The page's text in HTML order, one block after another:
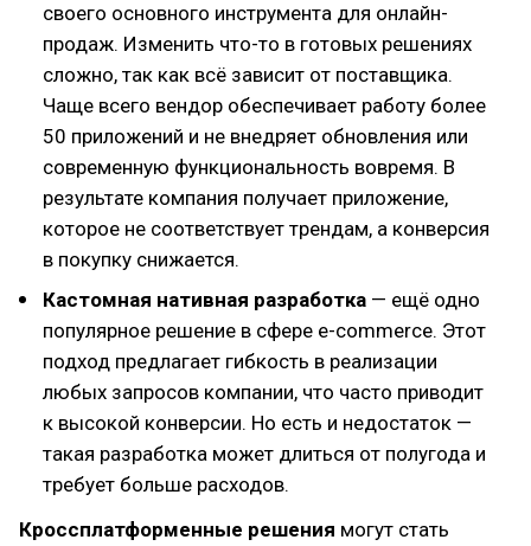
своего основного инструмента для онлайн-
продаж. Изменить что-то в готовых решениях
сложно, так как всё зависит от поставщика.
Чаще всего вендор обеспечивает работу более
50 приложений и не внедряет обновления или
современную функциональность вовремя. В
результате компания получает приложение,
которое не соответствует трендам, а конверсия
в покупку снижается.
Кастомная нативная разработка — ещё одно
популярное решение в сфере e-commerce. Этот
подход предлагает гибкость в реализации
любых запросов компании, что часто приводит
к высокой конверсии. Но есть и недостаток —
такая разработка может длиться от полугода и
требует больше расходов.
Кроссплатформенные решения могут стать